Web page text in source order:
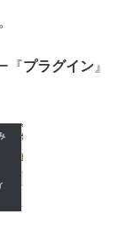
『プラグイン 』